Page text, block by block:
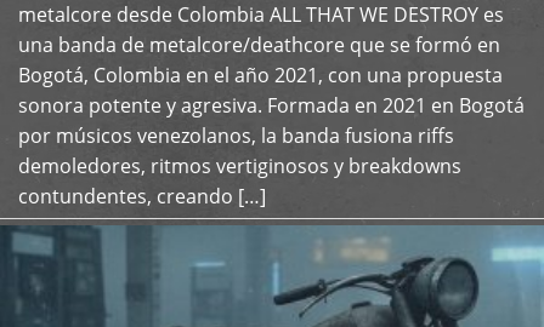
metalcore desde Colombia ALL THAT WE DESTROY es
una banda de metalcore/deathcore que se formó en
Bogotá, Colombia en el año 2021, con una propuesta
sonora potente y agresiva. Formada en 2021 en Bogotá
por músicos venezolanos, la banda fusiona riffs
demoledores, ritmos vertiginosos y breakdowns
contundentes, creando […]
+